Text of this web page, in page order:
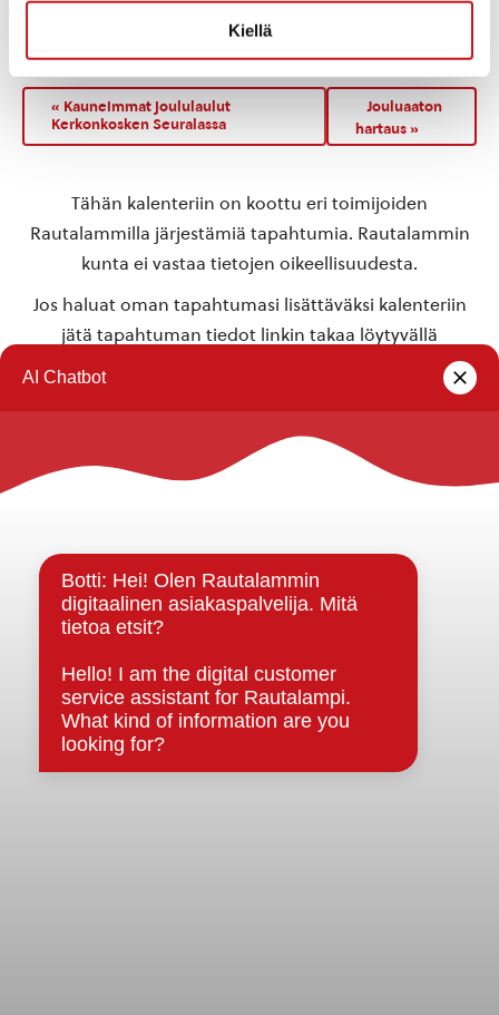
Kiellä
Rautalammintie 4
77700 Suomi
« Kauneimmat joululaulut
Kerkonkosken Seuralassa
Jouluaaton
hartaus»
Tähän kalenteriin on koottu eri toimijoiden
Rautalammilla järjestämiä tapahtumia. Rautalammin
kunta ei vastaa tietojen oikeellisuudesta.
Jos haluat oman tapahtumasi lisättäväksi kalenteriin
jätä tapahtuman tiedot linkin takaa löytyvällä
Rautalammin kunta
Strategiat, ohjelmat, ohjeet, suunnitelmat, säännöt ja
sopimukset
Asiakirjajulkisuuskuvaus
Evästeet
Saavutettavuusseloste
Tietosuoja
Tietosuojaselosteet